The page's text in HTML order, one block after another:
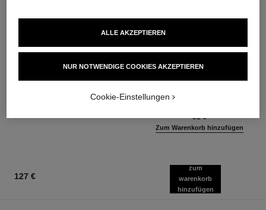
chance eau fraîche
Feuchtigkeit Spendende Lotion
rouge coco flash
Colour, Shine, Intensity in a
Ref. 174092
51 €
Zum Warenkorb hinzufügen
127 €
zum
warenkorb
hinzufügen
NUR NOTWENDIGE COOKIES AKZEPTIEREN
ALLE AKZEPTIEREN
Cookie-Einstellungen